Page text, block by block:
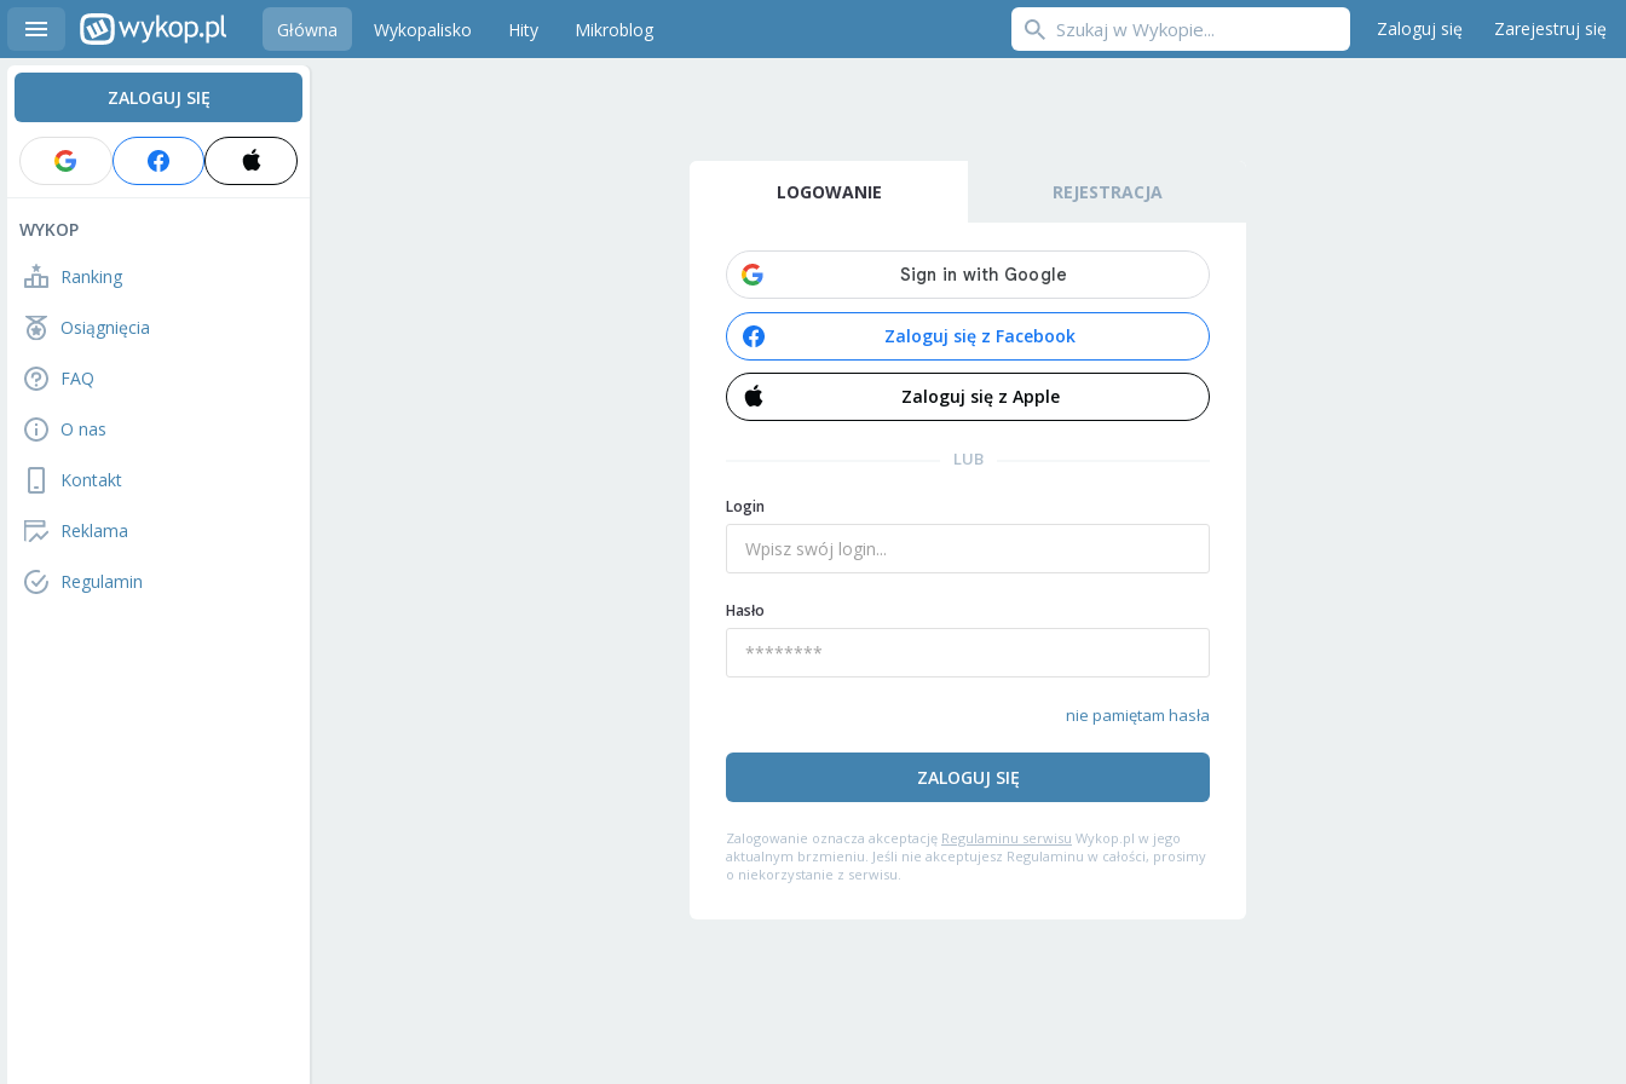
Główna Wykopalisko Hity Mikroblog Zaloguj się Zarejestruj się
ZALOGUJ SIĘ
WYKOP
Ranking
Osiągnięcia
FAQ
O nas
Kontakt
Reklama
Regulamin
LOGOWANIE REJESTRACJA
Zaloguj się z Facebook
Zaloguj się z Apple
LUB
Login
Hasło
nie pamiętam hasła
ZALOGUJ SIĘ
Zalogowanie oznacza akceptację Regulaminu serwisu Wykop.pl w jego
aktualnym brzmieniu. Jeśli nie akceptujesz Regulaminu w całości, prosimy
o niekorzystanie z serwisu.